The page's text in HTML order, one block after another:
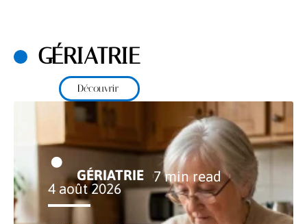
GÉRIATRIE
Découvrir
GÉRIATRIE 7 min read
4 août 2026